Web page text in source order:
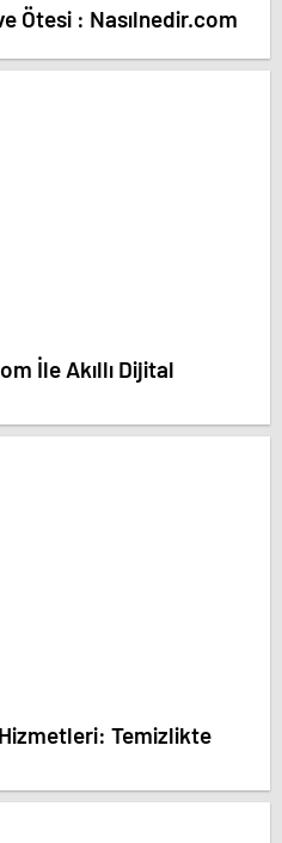
Ötesi : Nasılnedir.com
İle Akıllı Dijital
Temizlikte